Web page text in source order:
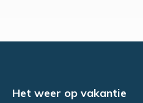
Het weer op vakantie